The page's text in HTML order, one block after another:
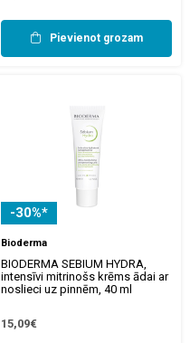
Pievienot grozam
-30%*
Bioderma
BIODERMA SEBIUM HYDRA,
intensīvi mitrinošs krēms ādai ar
noslieci uz pinnēm, 40 ml
15,09€